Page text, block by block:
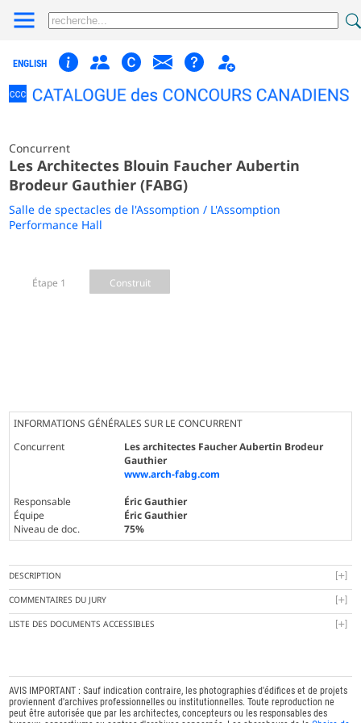
ENGLISH
Concurrent
Les Architectes Blouin Faucher Aubertin
Brodeur Gauthier (FABG)
Salle de spectacles de l'Assomption / L'Assomption
Performance Hall
Étape 1 Construit
INFORMATIONS GÉNÉRALES SUR LE CONCURRENT
Concurrent
Les architectes Faucher Aubertin Brodeur
Gauthier
www.arch-fabg.com
Responsable
Éric Gauthier
Équipe
Éric Gauthier
Niveau de doc.
75%
DESCRIPTION
COMMENTAIRES DU JURY
LISTE DES DOCUMENTS ACCESSIBLES
AVIS IMPORTANT : Sauf indication contraire, les photographies d'édifices et de projets
proviennent d'archives professionnelles ou institutionnelles. Toute reproduction ne
peut être autorisée que par les architectes, concepteurs ou les responsables des